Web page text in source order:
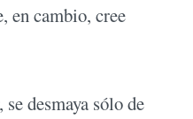
en cambio, cree
desmaya sólo de